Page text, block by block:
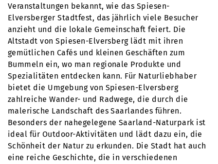
Veranstaltungen bekannt, wie das Spiesen-
Elversberger Stadtfest, das jährlich viele Besucher
anzieht und die lokale Gemeinschaft feiert. Die
Altstadt von Spiesen-Elversberg lädt mit ihren
gemütlichen Cafés und kleinen Geschäften zum
Bummeln ein, wo man regionale Produkte und
Spezialitäten entdecken kann. Für Naturliebhaber
bietet die Umgebung von Spiesen-Elversberg
zahlreiche Wander- und Radwege, die durch die
malerische Landschaft des Saarlandes führen.
Besonders der nahegelegene Saarland-Naturpark ist
ideal für Outdoor-Aktivitäten und lädt dazu ein, die
Schönheit der Natur zu erkunden. Die Stadt hat auch
eine reiche Geschichte, die in verschiedenen